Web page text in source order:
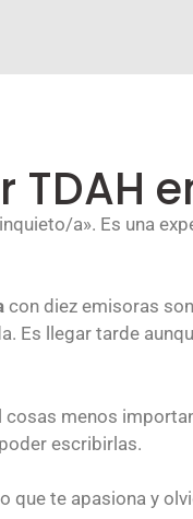
a». Es una
con diez emisoras
Es llegar tarde
menos
escribirlas.
que te apasiona y